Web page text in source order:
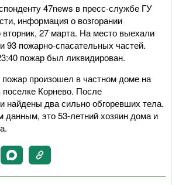
47news в пресс-службе ГУ
информация о возгорании
вторник, 27 марта. На место выехали
93 пожарно-спасательных частей.
пожар был ликвидирован.
произошел в частном доме на
Корнево. После
найдены два сильно обгоревших тела.
данным, это 53-летний хозяин дома и